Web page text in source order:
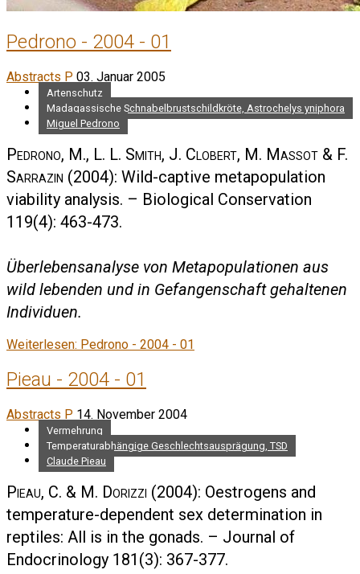
Pedrono - 2004 - 01
Abstracts P 03. Januar 2005
Artenschutz
Madagassische Schnabelbrustschildkröte, Astrochelys yniphora
Miguel Pedrono
Pedrono, M., L. L. Smith, J. Clobert, M. Massot & F.
Sarrazin (2004): Wild-captive metapopulation
viability analysis. – Biological Conservation
119(4): 463-473.
Überlebensanalyse von Metapopulationen aus
wild lebenden und in Gefangenschaft gehaltenen
Individuen.
Weiterlesen: Pedrono - 2004 - 01
Pieau - 2004 - 01
Abstracts P 14. November 2004
Vermehrung
Temperaturabhängige Geschlechtsausprägung, TSD
Claude Pieau
Pieau, C. & M. Dorizzi (2004): Oestrogens and
temperature-dependent sex determination in
reptiles: All is in the gonads. – Journal of
Endocrinology 181(3): 367-377.